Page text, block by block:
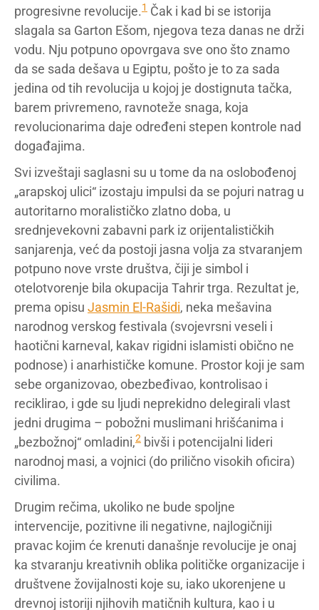
progresivne revolucije.1 Čak i kad bi se istorija
slagala sa Garton Ešom, njegova teza danas ne drži
vodu. Nju potpuno opovrgava sve ono što znamo
da se sada dešava u Egiptu, pošto je to za sada
jedina od tih revolucija u kojoj je dostignuta tačka,
barem privremeno, ravnoteže snaga, koja
revolucionarima daje određeni stepen kontrole nad
događajima.
Svi izveštaji saglasni su u tome da na oslobođenoj
„arapskoj ulici“ izostaju impulsi da se pojuri natrag u
autoritarno moralističko zlatno doba, u
srednjevekovni zabavni park iz orijentalističkih
sanjarenja, već da postoji jasna volja za stvaranjem
potpuno nove vrste društva, čiji je simbol i
otelotvorenje bila okupacija Tahrir trga. Rezultat je,
prema opisu Jasmin El-Rašidi, neka mešavina
narodnog verskog festivala (svojevrsni veseli i
haotični karneval, kakav rigidni islamisti obično ne
podnose) i anarhističke komune. Prostor koji je sam
sebe organizovao, obezbeđivao, kontrolisao i
reciklirao, i gde su ljudi neprekidno delegirali vlast
jedni drugima – pobožni muslimani hrišćanima i
„bezbožnoj“ omladini,2 bivši i potencijalni lideri
narodnoj masi, a vojnici (do prilično visokih oficira)
civilima.
Drugim rečima, ukoliko ne bude spoljne
intervencije, pozitivne ili negativne, najlogičniji
pravac kojim će krenuti današnje revolucije je onaj
ka stvaranju kreativnih oblika političke organizacije i
društvene žovijalnosti koje su, iako ukorenjene u
drevnoj istoriji njihovih matičnih kultura, kao i u